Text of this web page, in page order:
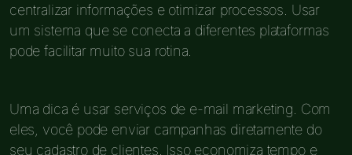
centralizar informações e otimizar processos. Usar
um sistema que se conecta a diferentes plataformas
pode facilitar muito sua rotina.
Uma dica é usar serviços de e-mail marketing. Com
eles, você pode enviar campanhas diretamente do
seu cadastro de clientes. Isso economiza tempo e